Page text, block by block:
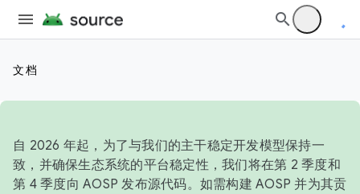
文档
自 2026 年起，为了与我们的主干稳定开发模型保持一
致，并确保生态系统的平台稳定性，我们将在第 2 季度和
第 4 季度向 AOSP 发布源代码。如需构建 AOSP 并为其贡